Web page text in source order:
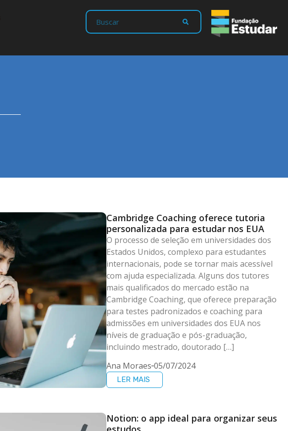
Cambridge Coaching oferece tutoria
personalizada para estudar nos EUA
O processo de seleção em universidades dos
Estados Unidos, complexo para estudantes
internacionais, pode se tornar mais acessível
com ajuda especializada. Alguns dos tutores
mais qualificados do mercado estão na
Cambridge Coaching, que oferece preparação
para testes padronizados e coaching para
admissões em universidades dos EUA nos
níveis de graduação e pós-graduação,
incluindo mestrado, doutorado […]
Ana Moraes 05/07/2024
LER MAIS
Notion: o app ideal para organizar seus